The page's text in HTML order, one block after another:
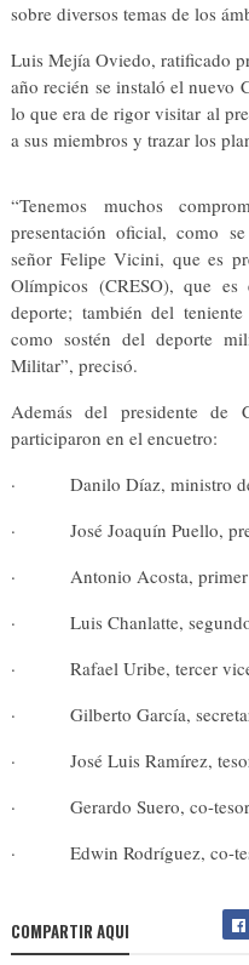
sobre diversos temas de los
Luis Mejía Oviedo, ratificado
año recién se instaló el nuevo
lo que era de rigor visitar al
a sus miembros y trazar los
“Tenemos muchos
presentación oficial, como
señor Felipe Vicini, que es
Olímpicos (CRESO), que
deporte; también del
como sostén del deporte
Militar”, precisó.
Además del presidente de
participaron en el encuetro:
· Danilo Díaz, ministro de
· José Joaquín Puello,
· Antonio Acosta, primer
· Luis Chanlatte, segundo
· Rafael Uribe, tercer
· Gilberto García,
· José Luis Ramírez,
· Gerardo Suero, co-
· Edwin Rodríguez, co-
COMPARTIR AQUI